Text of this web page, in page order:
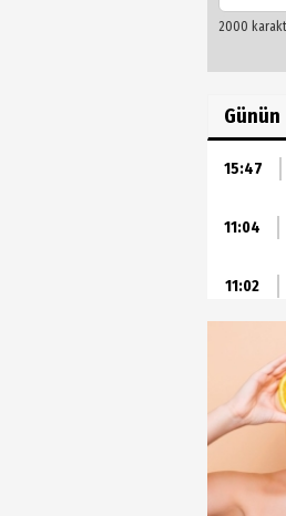
Günün
15:47
11:04
11:02